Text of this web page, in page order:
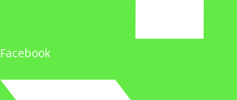
Facebook